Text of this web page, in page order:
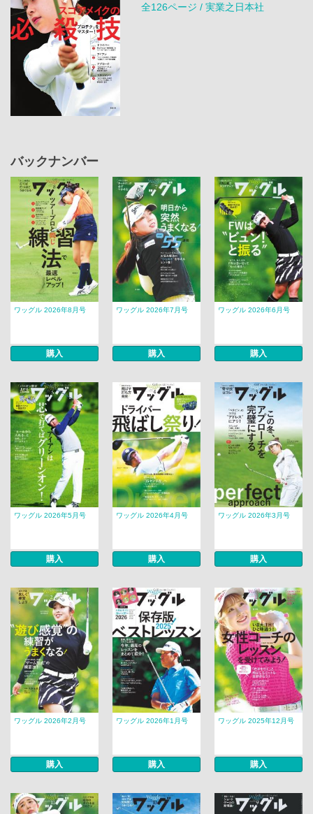
全126ページ / 実業之日本社
バックナンバー
ワッグル 2026年8月号
購入
ワッグル 2026年7月号
購入
ワッグル 2026年6月号
購入
ワッグル 2026年5月号
購入
ワッグル 2026年4月号
購入
ワッグル 2026年3月号
購入
ワッグル 2026年2月号
購入
ワッグル 2026年1月号
購入
ワッグル 2025年12月号
購入